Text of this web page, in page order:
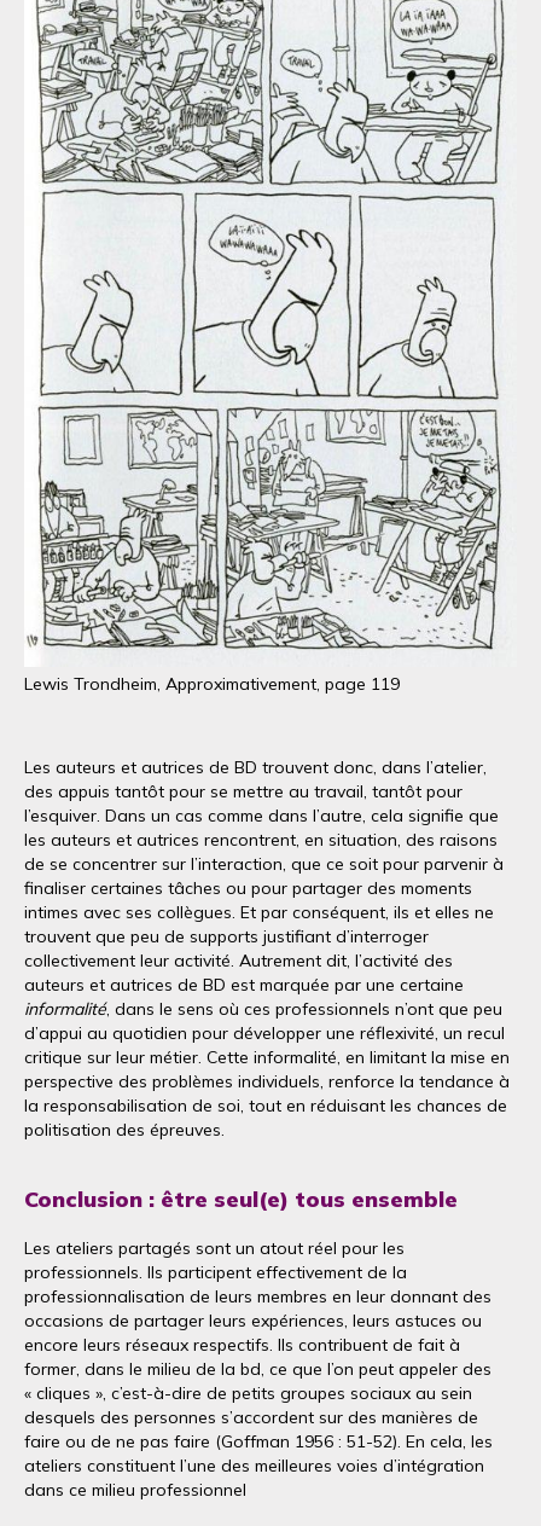
Lewis Trondheim, Approximativement, page 119
Les auteurs et autrices de BD trouvent donc, dans l’atelier,
des appuis tantôt pour se mettre au travail, tantôt pour
l’esquiver. Dans un cas comme dans l’autre, cela signifie que
les auteurs et autrices rencontrent, en situation, des raisons
de se concentrer sur l’interaction, que ce soit pour parvenir à
finaliser certaines tâches ou pour partager des moments
intimes avec ses collègues. Et par conséquent, ils et elles ne
trouvent que peu de supports justifiant d’interroger
collectivement leur activité. Autrement dit, l’activité des
auteurs et autrices de BD est marquée par une certaine
informalité, dans le sens où ces professionnels n’ont que peu
d’appui au quotidien pour développer une réflexivité, un recul
critique sur leur métier. Cette informalité, en limitant la mise en
perspective des problèmes individuels, renforce la tendance à
la responsabilisation de soi, tout en réduisant les chances de
politisation des épreuves.
Conclusion : être seul(e) tous ensemble
Les ateliers partagés sont un atout réel pour les
professionnels. Ils participent effectivement de la
professionnalisation de leurs membres en leur donnant des
occasions de partager leurs expériences, leurs astuces ou
encore leurs réseaux respectifs. Ils contribuent de fait à
former, dans le milieu de la bd, ce que l’on peut appeler des
« cliques », c’est-à-dire de petits groupes sociaux au sein
desquels des personnes s’accordent sur des manières de
faire ou de ne pas faire (Goffman 1956 : 51-52). En cela, les
ateliers constituent l’une des meilleures voies d’intégration
dans ce milieu professionnel